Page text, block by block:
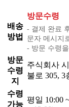
배송
방법
방문수령
- 결제 완료
문자 메시지
- 방문 수령
방문
수령
지
주식회사
불로 305, 3
수령
가능
평일 10:00